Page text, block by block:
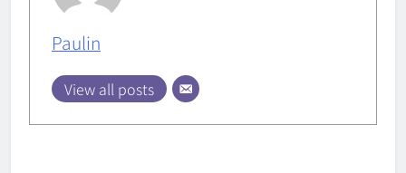
Paulin
View all posts